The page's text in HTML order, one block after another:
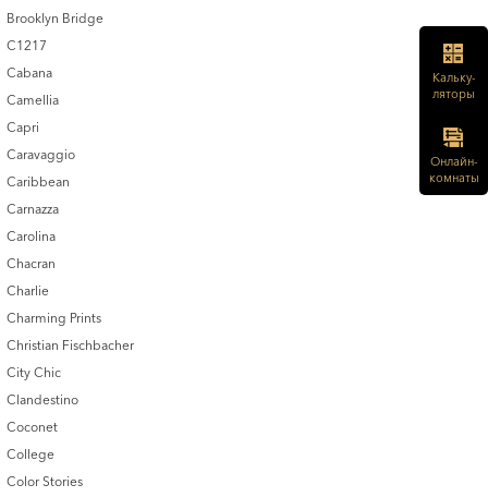
Brooklyn Bridge
C1217
Cabana
Camellia
Capri
Caravaggio
Caribbean
Carnazza
Carolina
Chacran
Charlie
Charming Prints
Christian Fischbacher
City Chic
Clandestino
Coconet
College
Color Stories
Кальку-
ляторы
Онлайн-
комнаты